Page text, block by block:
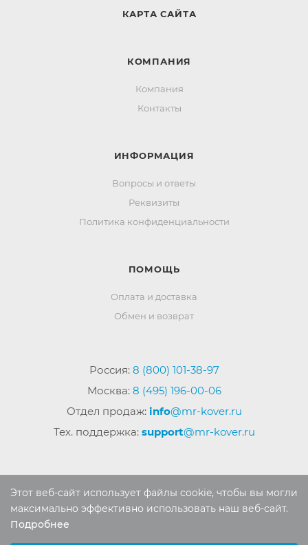
КАРТА САЙТА
КОМПАНИЯ
Компания
Контакты
ИНФОРМАЦИЯ
Вопросы и ответы
Реквизиты
Политика конфиденциальности
ПОМОЩЬ
Оплата и доставка
Обмен и возврат
Россия: 8 (800) 101-38-97
Москва: 8 (495) 196-00-06
Отдел продаж: info@mr-kover.ru
Тех. поддержка: support@mr-kover.ru
2022-2026 © Интернет магазинMR-KOVER.RU
Авторские права защищены. Воспроизведение
материалов сайта без письменного разрешения
Этот веб-сайт использует файлы cookie, чтобы вы могли
максимально эффективно использовать наш веб-сайт.
Подробнее